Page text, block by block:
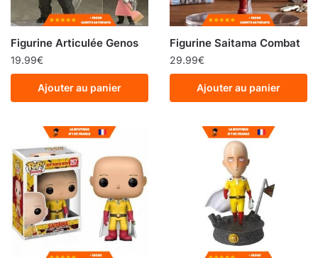
Figurine Articulée Genos
19.99€
Ajouter au panier
Figurine Saitama Combat
29.99€
Ajouter au panier